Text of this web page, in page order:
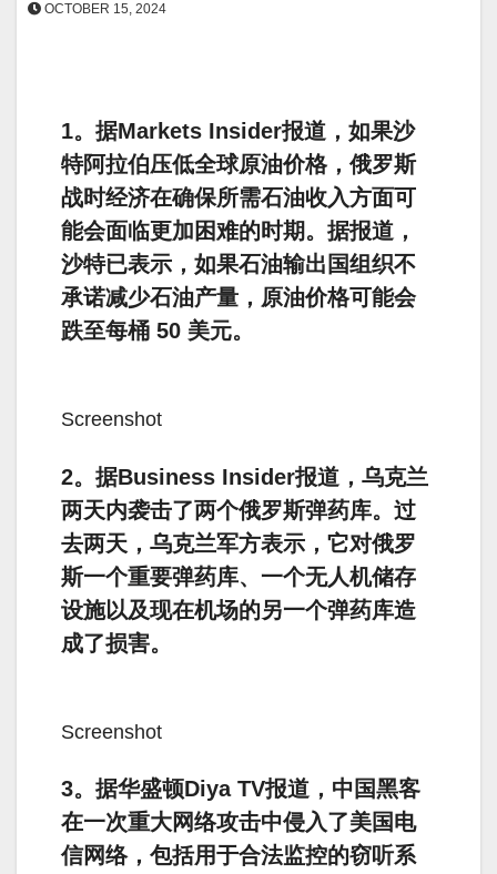
OCTOBER 15, 2024
1。据Markets Insider报道，如果沙
特阿拉伯压低全球原油价格，俄罗斯
战时经济在确保所需石油收入方面可
能会面临更加困难的时期。据报道，
沙特已表示，如果石油输出国组织不
承诺减少石油产量，原油价格可能会
跌至每桶 50 美元。
Screenshot
2。据Business Insider报道，乌克兰
两天内袭击了两个俄罗斯弹药库。过
去两天，乌克兰军方表示，它对俄罗
斯一个重要弹药库、一个无人机储存
设施以及现在机场的另一个弹药库造
成了损害。
Screenshot
3。据华盛顿Diya TV报道，中国黑客
在一次重大网络攻击中侵入了美国电
信网络，包括用于合法监控的窃听系